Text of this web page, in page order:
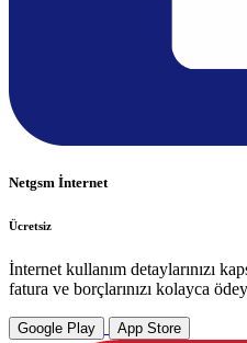
Netgsm İnternet
Ücretsiz
İnternet kullanım detaylarınızı
fatura ve borçlarınızı kolayca
Google Play App Store